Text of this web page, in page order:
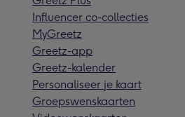
Influencer co-collecties
MyGreetz
Greetz-app
Greetz-kalender
Personaliseer je kaart
Groepswenskaarten